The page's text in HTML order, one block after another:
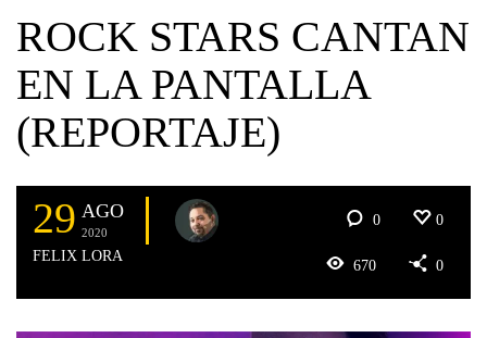
ROCK STARS CANTAN
EN LA PANTALLA
(REPORTAJE)
29 AGO
2020
FELIX LORA
0 0
670 0